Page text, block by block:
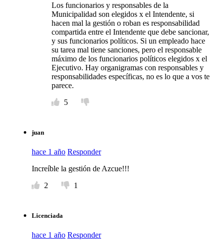
Los funcionarios y responsables de la
Municipalidad son elegidos x el Intendente, si
hacen mal la gestión o roban es responsabilidad
compartida entre el Intendente que debe sancionar,
y sus funcionarios políticos. Si un empleado hace
su tarea mal tiene sanciones, pero el responsable
máximo de los funcionarios políticos elegidos x el
Ejecutivo. Hay organigramas con responsables y
responsabilidades específicas, no es lo que a vos te
parece.
5
juan
hace 1 año Responder
Increíble la gestión de Azcue!!!
2
1
Licenciada
hace 1 año Responder